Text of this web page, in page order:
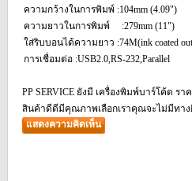
ความกว้างในการพิมพ์ :104mm (4.09")
ความยาวในการพิมพ์
ใส่ริบบอนได้ความยาว :74M(ink coated
การเชื่อมต่อ :USB2.0,RS-232,Parallel
PP SERVICE ยังมี เครื่องพิมพ์บาร์โค้ด
สินค้าดีดีมีคุณภาพเลือกเราคุณจะไม่มีทา
แสดงความคิดเห็น